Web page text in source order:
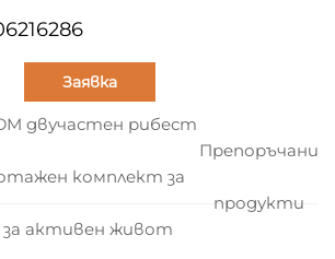
Заявка
двучастен рибест
комплект за
за активен живот
Препоръчани
продукти